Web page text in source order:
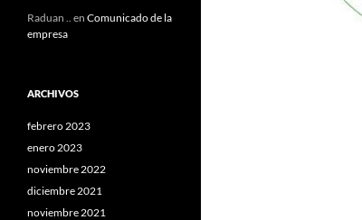
Raduan .. en Comunicado de la
empresa
ARCHIVOS
febrero 2023
enero 2023
noviembre 2022
diciembre 2021
noviembre 2021